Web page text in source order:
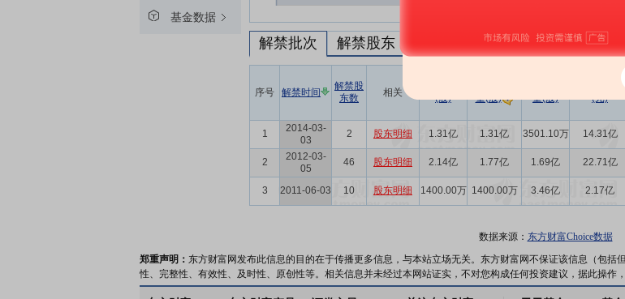
基金数据
解禁批次 解禁股东
序号 解禁时间
解禁股
东数
相关
(股)
量(股)
量(股)
实际解禁市
(元)
1
2014-03-
03
2 股东明细 1.31亿 1.31亿 3501.10万 14.31亿
2
2012-03-
05
46 股东明细 2.14亿 1.77亿 1.69亿 22.71亿
3 2011-06-03 10 股东明细 1400.00万 1400.00万 3.46亿 2.17亿
数据来源： 东方财富Choice数据
郑重声明： 东方财富网发布此信息的目的在于传播更多信息，与本站立场无关。东方财富网不保证该信息（包
性、完整性、有效性、及时性、原创性等。相关信息并未经过本网站证实，不对您构成任何投资建议，据此操作，